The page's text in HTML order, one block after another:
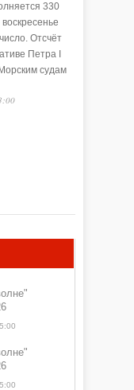
330
Отсчёт
Петра I
судам